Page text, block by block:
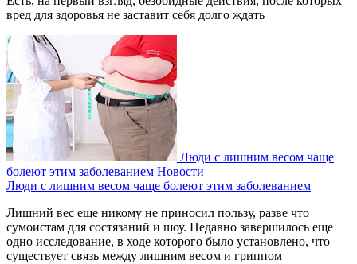
вред для здоровья не заставит себя долго ждать
Люди с лишним весом чаще
болеют этим заболеванием Новости
Люди с лишним весом чаще болеют этим заболеванием
Лишний вес еще никому не приносил пользу, разве что
сумоистам для состязаний и шоу. Недавно завершилось еще
одно исследование, в ходе которого было установлено, что
существует связь между лишним весом и гриппом